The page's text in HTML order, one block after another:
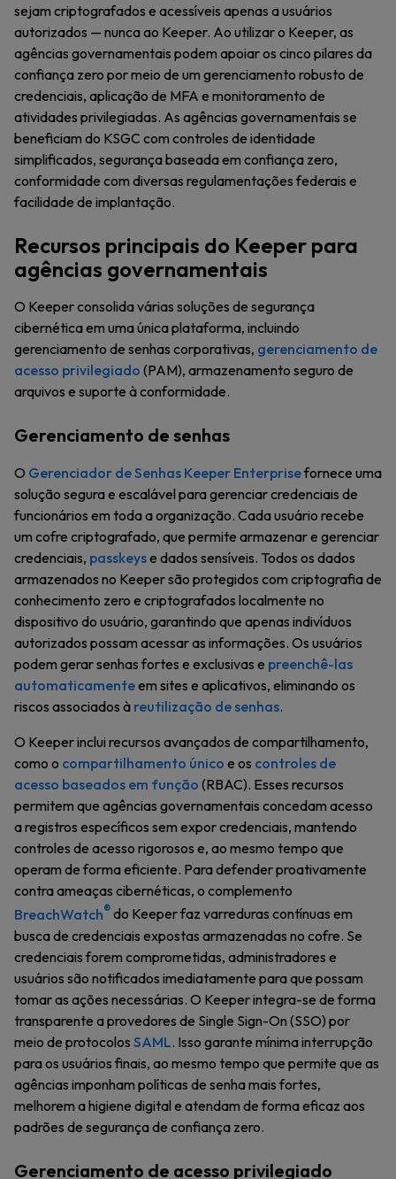
sejam criptografados e acessíveis apenas a usuários
autorizados — nunca ao Keeper. Ao utilizar o Keeper, as
agências governamentais podem apoiar os cinco pilares da
confiança zero por meio de um gerenciamento robusto de
credenciais, aplicação de MFA e monitoramento de
atividades privilegiadas. As agências governamentais se
beneficiam do KSGC com controles de identidade
simplificados, segurança baseada em confiança zero,
conformidade com diversas regulamentações federais e
facilidade de implantação.
Recursos principais do Keeper para
agências governamentais
O Keeper consolida várias soluções de segurança
cibernética em uma única plataforma, incluindo
gerenciamento de senhas corporativas, gerenciamento de
acesso privilegiado (PAM), armazenamento seguro de
arquivos e suporte à conformidade.
Gerenciamento de senhas
O Gerenciador de Senhas Keeper Enterprisefornece uma
solução segura e escalável para gerenciar credenciais de
funcionários em toda a organização. Cada usuário recebe
um cofre criptografado, que permite armazenar e gerenciar
credenciais, passkeyse dados sensíveis. Todos os dados
armazenados no Keeper são protegidos com criptografia de
conhecimento zero e criptografados localmente no
dispositivo do usuário, garantindo que apenas indivíduos
autorizados possam acessar as informações. Os usuários
podem gerar senhas fortes e exclusivas e preenchê-las
automaticamenteem sites e aplicativos, eliminando os
riscos associados à reutilização de senhas.
O Keeper inclui recursos avançados de compartilhamento,
como o compartilhamento único e os controles de
acesso baseados em função (RBAC). Esses recursos
permitem que agências governamentais concedam acesso
a registros específicos sem expor credenciais, mantendo
controles de acesso rigorosos e, ao mesmo tempo que
operam de forma eficiente. Para defender proativamente
contra ameaças cibernéticas, o complemento
BreachWatch®do Keeper faz varreduras contínuas em
busca de credenciais expostas armazenadas no cofre. Se
credenciais forem comprometidas, administradores e
usuários são notificados imediatamente para que possam
tomar as ações necessárias. O Keeper integra-se de forma
transparente a provedores de Single Sign-On (SSO) por
meio de protocolos SAML. Isso garante mínima interrupção
para os usuários finais, ao mesmo tempo que permite que as
agências imponham políticas de senha mais fortes,
melhorem a higiene digital e atendam de forma eficaz aos
padrões de segurança de confiança zero.
Gerenciamento de acesso privilegiado